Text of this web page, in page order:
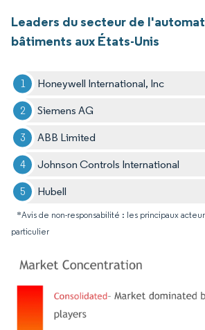
Leaders du secteur de
bâtiments aux États-Unis
Honeywell International, Inc
Siemens AG
ABB Limited
Johnson Controls International
Hubell
*Avis de non-responsabilité : les principaux
particulier